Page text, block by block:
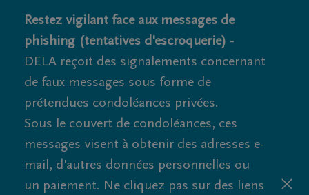
Restez vigilant face aux messages de
phishing (tentatives d'escroquerie) -
DELA reçoit des signalements concernant
de faux messages sous forme de
prétendues condoléances privées.
Sous le couvert de condoléances, ces
messages visent à obtenir des adresses e-
mail, d'autres données personnelles ou
un paiement. Ne cliquez pas sur des liens